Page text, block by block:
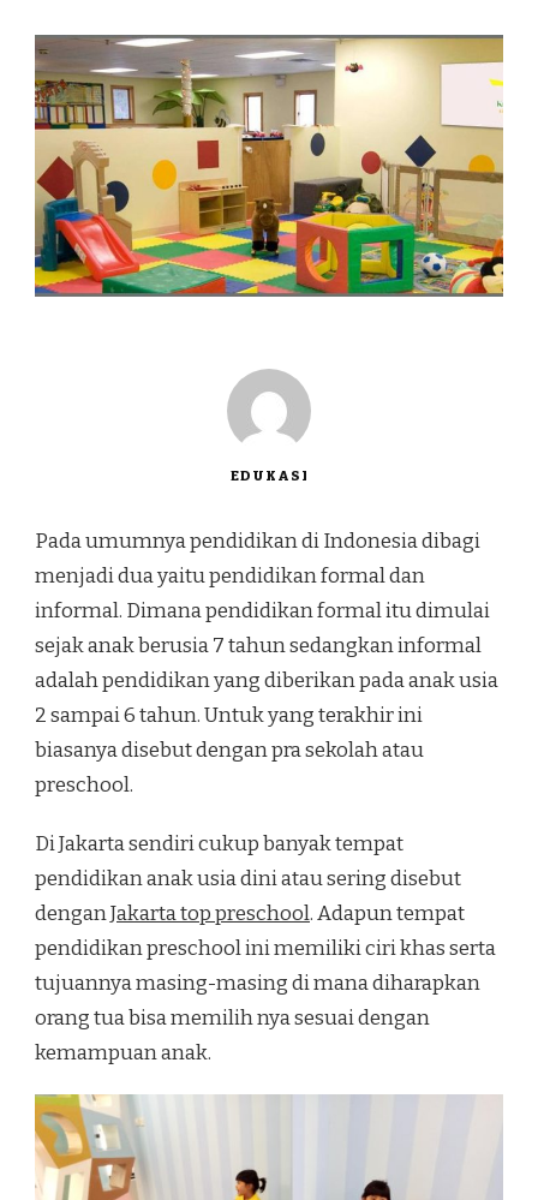
EDUKASI
Pada umumnya pendidikan di Indonesia dibagi
menjadi dua yaitu pendidikan formal dan
informal. Dimana pendidikan formal itu dimulai
sejak anak berusia 7 tahun sedangkan informal
adalah pendidikan yang diberikan pada anak usia
2 sampai 6 tahun. Untuk yang terakhir ini
biasanya disebut dengan pra sekolah atau
preschool.
Di Jakarta sendiri cukup banyak tempat
pendidikan anak usia dini atau sering disebut
denganJakarta top preschool. Adapun tempat
pendidikan preschool ini memiliki ciri khas serta
tujuannya masing-masing di mana diharapkan
orang tua bisa memilih nya sesuai dengan
kemampuan anak.